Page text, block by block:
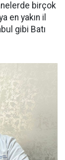
birçok
en yakın il
gibi Batı